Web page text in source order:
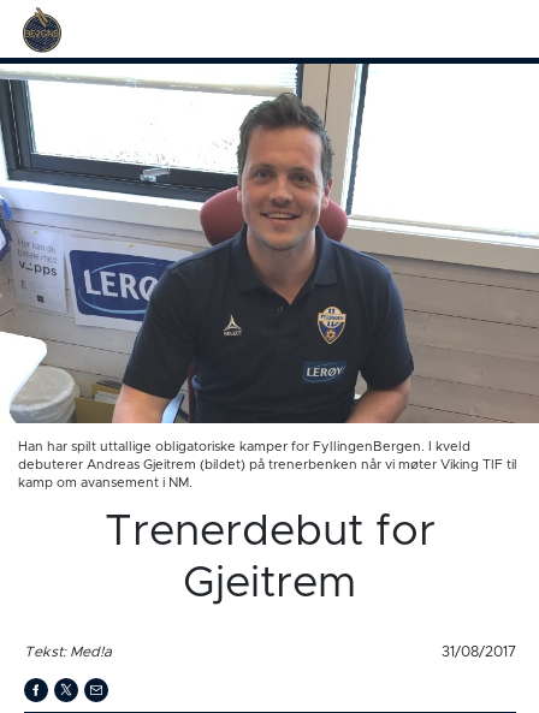
Han har spilt uttallige obligatoriske kamper for FyllingenBergen. I kveld
debuterer Andreas Gjeitrem (bildet) på trenerbenken når vi møter Viking TIF til
kamp om avansement i NM.
Trenerdebut for
Gjeitrem
Tekst: Med!a 31/08/2017